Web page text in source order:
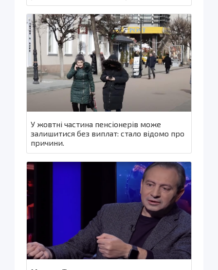
У жовтні частина пенсіонерів може
залишитися без виплат: стало відомо про
причини.